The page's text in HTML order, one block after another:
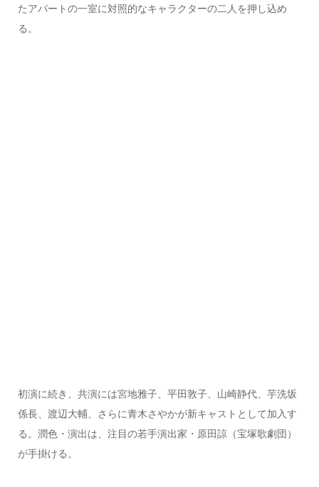
たアパートの一室に対照的なキャラクターの二人を押し込め
る。
初演に続き、共演には宮地雅子、平田敦子、山崎静代、芋洗坂
係長、渡辺大輔、さらに青木さやかが新キャストとして加入す
る。潤色・演出は、注目の若手演出家・原田諒（宝塚歌劇団）
が手掛ける。